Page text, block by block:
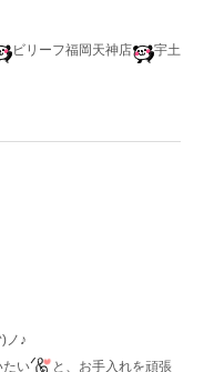
ビリーフ福岡天神店 宇土
ノ♪
たい
と、お手入れを頑張